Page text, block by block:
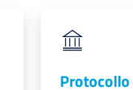
Protocollo